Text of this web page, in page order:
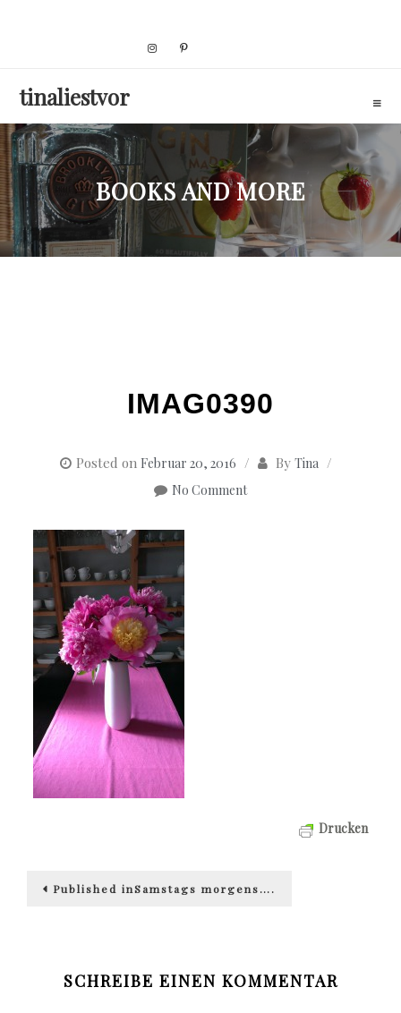
tinaliestvor
BOOKS AND MORE
IMAG0390
Posted on Februar 20, 2016 By Tina
No Comment
Drucken
Beitragsnavigation
Published inSamstags morgens….
SCHREIBE EINEN KOMMENTAR